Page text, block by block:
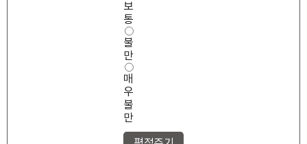
보
통
불
만
매
우
불
만